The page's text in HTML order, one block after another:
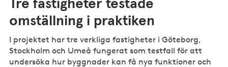
Tre fastigheter testade
omställning i praktiken
I projektet har tre verkliga fastigheter i Göteborg,
Stockholm och Umeå fungerat som testfall för att
undersöka hur byggnader kan få nya funktioner och